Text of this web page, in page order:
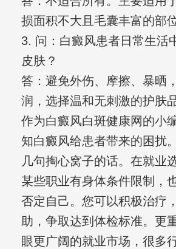
损面积不大且毛囊丰富的部位
3. 问：白癜风患者日常生活
皮肤？
答：避免外伤、摩擦、暴晒
润，选择温和无刺激的护肤品
作为白癜风白斑健康网的小
知白癜风给患者带来的困扰
几句掏心窝子的话。在就业
某些职业有身体条件限制，
否定自己。您可以积极治疗
助，争取达到体检标准。更
眼更广阔的就业市场，很多